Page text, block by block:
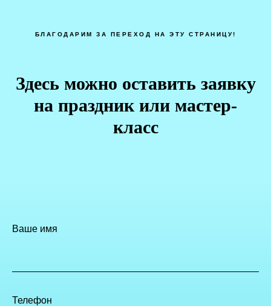
БЛАГОДАРИМ ЗА ПЕРЕХОД НА ЭТУ СТРАНИЦУ!
Здесь можно оставить заявку
на праздник или мастер-
класс
Ваше имя
Телефон